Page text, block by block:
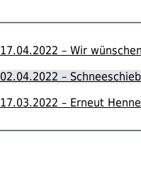
17.04.2022 – Wir
02.04.2022 –
17.03.2022 – Erneut